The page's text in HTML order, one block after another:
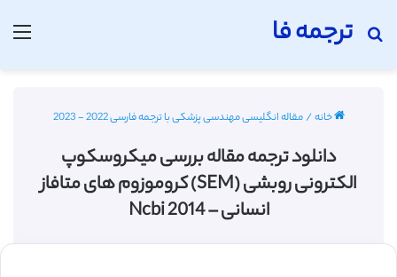
ترجمه فا
جستجو برای
خانه/مقاله انگلیسی مهندسی پزشکی با ترجمه فارسی 2022 - 2023
دانلود ترجمه مقاله بررسی میکروسکوپ
الکترونی روبشی (SEM) کروموزوم های متافاز
انسانی – 2014 Ncbi